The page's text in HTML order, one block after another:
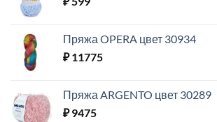
Пряжа OPERA цвет 30934
₽11775
Пряжа ARGENTO цвет 30289
₽9475